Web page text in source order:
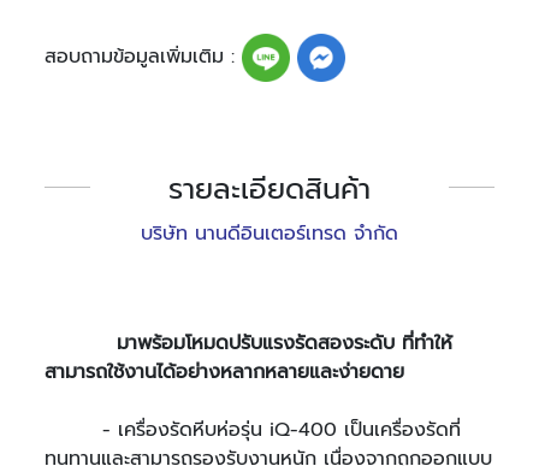
สอบถามข้อมูลเพิ่มเติม :
รายละเอียดสินค้า
บริษัท นานดีอินเตอร์เทรด จำกัด
มาพร้อมโหมดปรับแรงรัดสองระดับ ที่ทำให้
สามารถใช้งานได้อย่างหลากหลายและง่ายดาย
- เครื่องรัดหีบห่อรุ่น iQ-400 เป็นเครื่องรัดที่
ทนทานและสามารถรองรับงานหนัก เนื่องจากถูกออกแบบ